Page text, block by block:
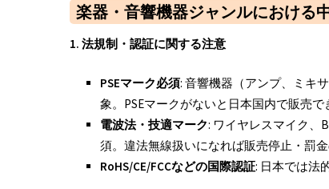
楽器・音響機器ジャンルにおける
1. 法規制・認証に関する注意
PSEマーク必須: 音響機器（アンプ、ミキ
象。PSEマークがないと日本国内で販売で
電波法・技適マーク: ワイヤレスマイク、
須。違法無線扱いになれば販売停止・罰金
RoHS/CE/FCCなどの国際認証: 日本では法